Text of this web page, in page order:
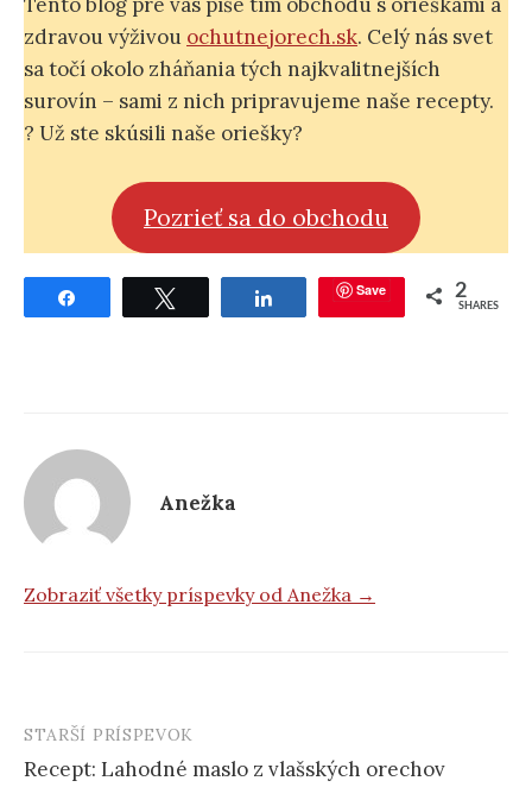
zdravou výživou ochutnejorech.sk. Celý nás svet
sa točí okolo zháňania tých najkvalitnejších
surovín – sami z nich pripravujeme naše recepty.
? Už ste skúsili naše oriešky?
Pozrieť sa do obchodu
Save 2
SHARES
Anežka
Zobraziť všetky príspevky od Anežka →
Post
navigation
STARŠÍ PRÍSPEVOK
Recept: Lahodné maslo z vlašských orechov